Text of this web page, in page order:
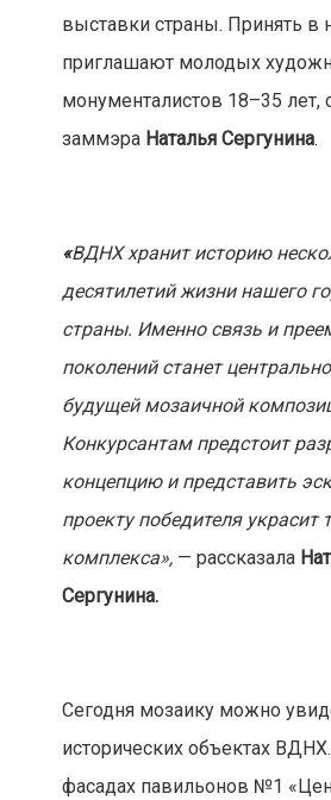
выставки страны. Принять в
приглашают молодых
монументалистов 18–35 лет,
заммэра Наталья Сергунина.
«ВДНХ хранит историю
десятилетий жизни нашего
страны. Именно связь и
поколений станет
будущей мозаичной
Конкурсантам предстоит
концепцию и представить
проекту победителя украсит
комплекса», — рассказала
Сергунина.
Сегодня мозаику можно
исторических объектах
фасадах павильонов №1